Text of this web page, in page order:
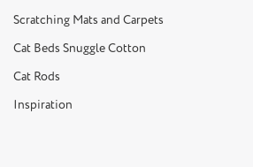
Scratching Mats and Carpets
Cat Beds Snuggle Cotton
Cat Rods
Inspiration